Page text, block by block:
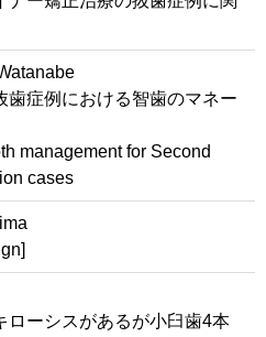
歯症例における智歯のマネー
management for Second
cases
ローシスがあるが小臼歯4本